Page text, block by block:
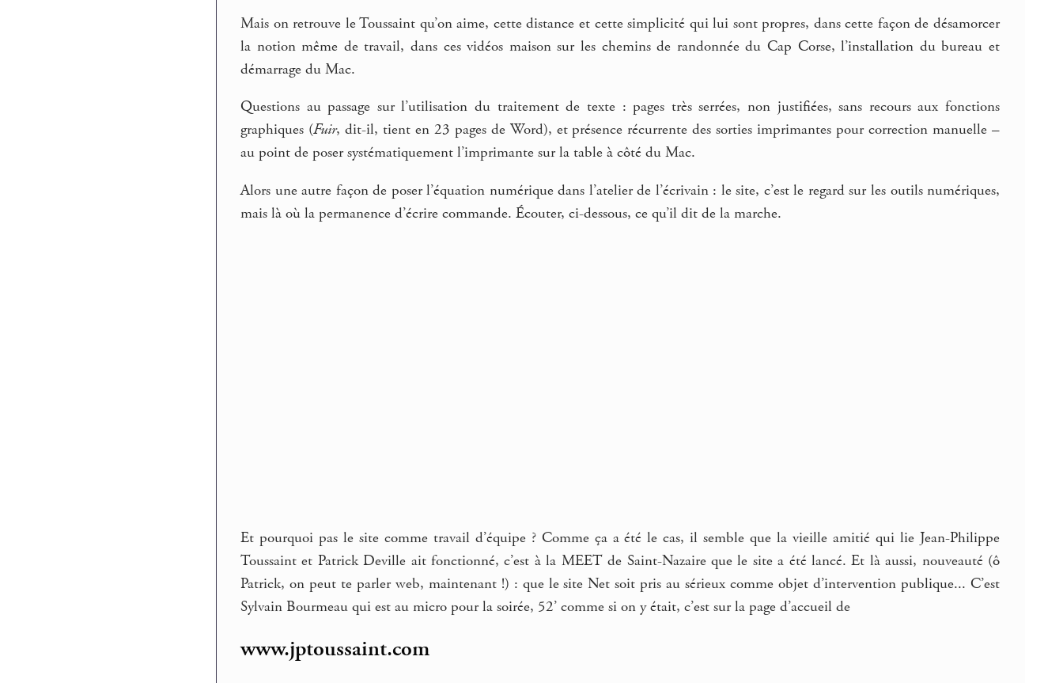
Mais on retrouve le Toussaint qu’on aime, cette distance et cette simplicité qui lui sont propres, dans cette façon de désamorcer
la notion même de travail, dans ces vidéos maison sur les chemins de randonnée du Cap Corse, l’installation du bureau et
démarrage du Mac.
Questions au passage sur l’utilisation du traitement de texte : pages très serrées, non justifiées, sans recours aux fonctions
graphiques (Fuir, dit-il, tient en 23 pages de Word), et présence récurrente des sorties imprimantes pour correction manuelle –
au point de poser systématiquement l’imprimante sur la table à côté du Mac.
Alors une autre façon de poser l’équation numérique dans l’atelier de l’écrivain : le site, c’est le regard sur les outils numériques,
mais là où la permanence d’écrire commande. Écouter, ci-dessous, ce qu’il dit de la marche.
Et pourquoi pas le site comme travail d’équipe ? Comme ça a été le cas, il semble que la vieille amitié qui lie Jean-Philippe
Toussaint et Patrick Deville ait fonctionné, c’est à la MEET de Saint-Nazaire que le site a été lancé. Et là aussi, nouveauté (ô
Patrick, on peut te parler web, maintenant !) : que le site Net soit pris au sérieux comme objet d’intervention publique... C’est
Sylvain Bourmeau qui est au micro pour la soirée, 52’ comme si on y était, c’est sur la page d’accueil de
www.jptoussaint.com